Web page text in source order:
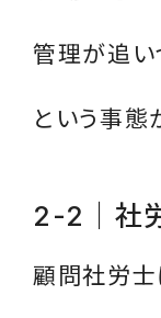
管理が追い
という事態
2-2｜社
顧問社労士